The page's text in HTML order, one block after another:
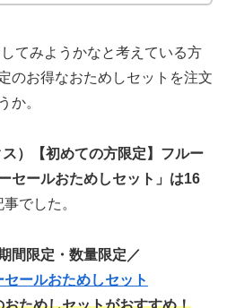
てみようかなと考えている方
のお得なおためしセットを注文
か。
）【初めての方限定】フルー
セールおためしセット」は16
事でした。
間限定・数量限定／
ールおためしセット
ためしセットがおすすめ！